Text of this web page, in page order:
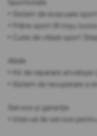
Sportivitate
• Sistem de evacuare
• Frâne sport M roșu
• Cutie de viteze sport
Altele
• Kit de reparare anvelope
• Sistem de recuperare a
Service și garanție
• Interval de service